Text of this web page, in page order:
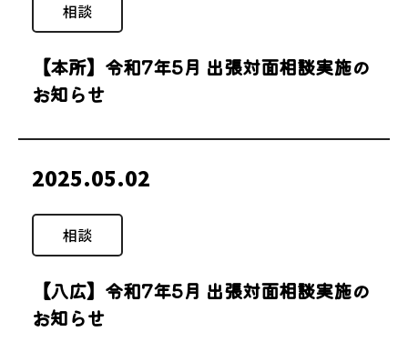
相談
【本所】令和7年5月 出張対面相談実施の
お知らせ
2025.05.02
相談
【八広】令和7年5月 出張対面相談実施の
お知らせ